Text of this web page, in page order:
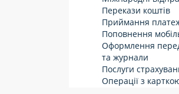
Перекази коштів
Приймання
Поповнення
Оформлення
та журнали
Послуги
Операції з